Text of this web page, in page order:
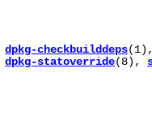
dpkg-checkbuilddeps
dpkg-statoverride(8),